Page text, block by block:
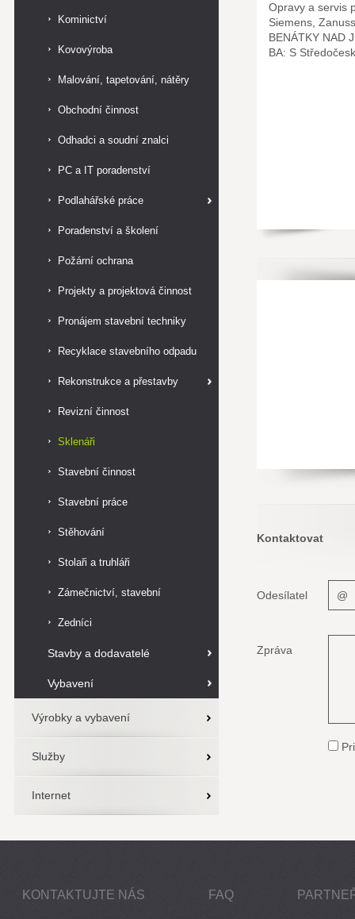
Kominictví
Kovovýroba
Malování, tapetování, nátěry
Obchodní činnost
Odhadci a soudní znalci
PC a IT poradenství
Podlahářské práce
Poradenství a školení
Požární ochrana
Projekty a projektová činnost
Pronájem stavební techniky
Recyklace stavebního odpadu
Rekonstrukce a přestavby
Revizní činnost
Sklenáři
Stavební činnost
Stavební práce
Stěhování
Stolaři a truhláři
Zámečnictví, stavební
zámečnictví
Zedníci
Stavby a dodavatelé
Vybavení
Výrobky a vybavení
Služby
Internet
Opravy a servis
Siemens,
BENÁTKY NAD
BA: S
Kontaktovat
Odesílatel
Zpráva
KONTAKTUJTE NÁS FAQ